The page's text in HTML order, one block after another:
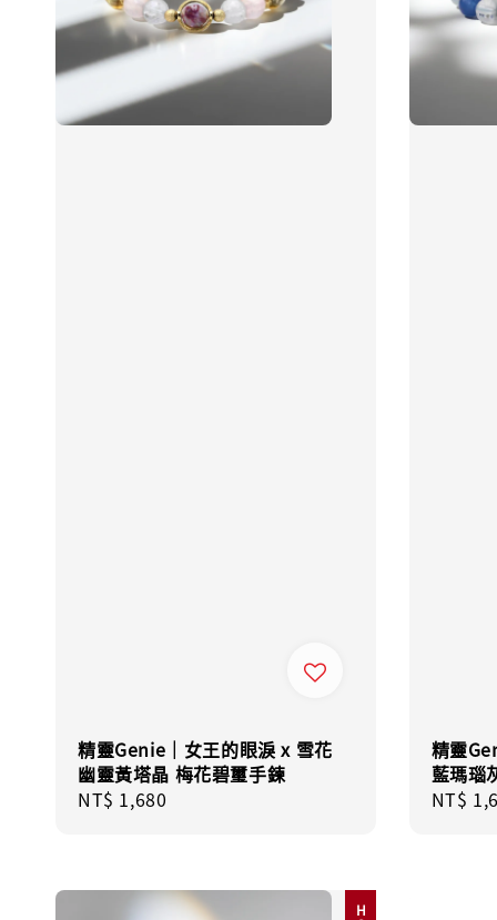
精靈Genie｜女王的眼淚 x 雪花
幽靈黃塔晶 梅花碧璽手鍊
Regular
NT$ 1,680
精靈
藍瑪瑙
NT$